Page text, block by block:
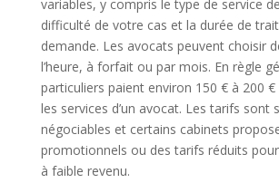
variables, y compris le type de service
difficulté de votre cas et la durée de
demande. Les avocats peuvent choisir
l’heure, à forfait ou par mois. En règle
particuliers paient environ 150 € à 200 €
les services d’un avocat. Les tarifs sont
négociables et certains cabinets
promotionnels ou des tarifs réduits
à faible revenu.